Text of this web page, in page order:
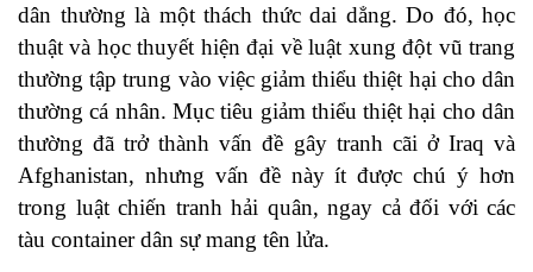
dân thường là một thách thức dai dẳng. Do đó, học
thuật và học thuyết hiện đại về luật xung đột vũ trang
thường tập trung vào việc giảm thiểu thiệt hại cho dân
thường cá nhân. Mục tiêu giảm thiểu thiệt hại cho dân
thường đã trở thành vấn đề gây tranh cãi ở Iraq và
Afghanistan, nhưng vấn đề này ít được chú ý hơn
trong luật chiến tranh hải quân, ngay cả đối với các
tàu container dân sự mang tên lửa.